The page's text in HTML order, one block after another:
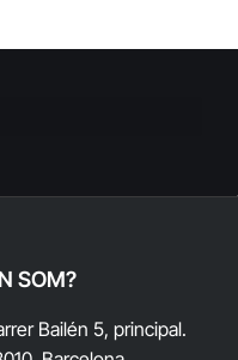
SOM?
Bailén 5, principal.